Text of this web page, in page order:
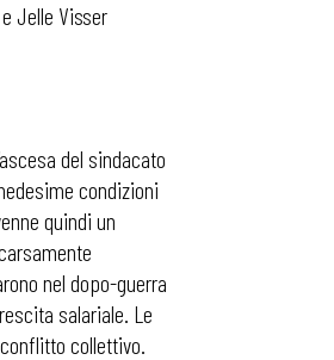
Jelle Visser
del sindacato
condizioni
quindi un
nel dopo-guerra
salariale. Le
collettivo.